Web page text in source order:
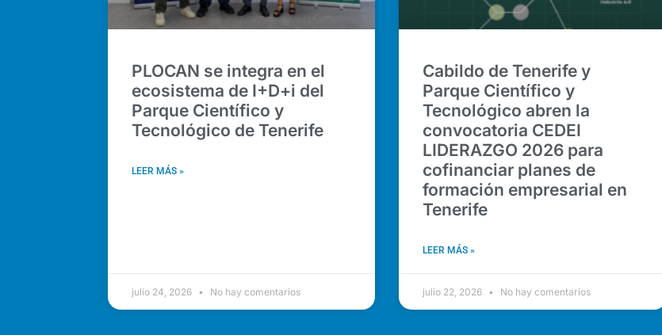
PLOCAN se integra en el
ecosistema de I+D+i del
Parque Científico y
Tecnológico de Tenerife
LEER MÁS »
julio 24, 2026 No hay comentarios
Cabildo de Tenerife y
Parque Científico y
Tecnológico abren la
convocatoria CEDEI
LIDERAZGO 2026 para
cofinanciar planes de
formación empresarial en
Tenerife
LEER MÁS »
julio 22, 2026 No hay comentarios